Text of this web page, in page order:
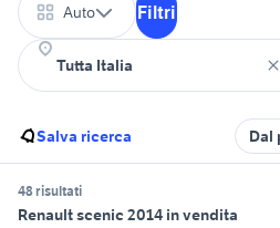
Auto Filtri
Salva ricerca Dal
48 risultati
Renault scenic 2014 in vendita